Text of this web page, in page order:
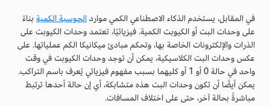
في المقابل، يستخدم الذكاء الاصطناعي الكمي مواردالحوسبة الكمية بناءً
على وحدات البت أو الكيوبت الكمية. فيزيائيًا، تعتمد وحدات الكيوبت على
الذرات والإلكترونات الخاصة بها، وتحكم مبادئ ميكانيكا الكم عملياتها. على
عكس وحدات البت الكلاسيكية، يمكن أن توجد وحدات الكيوبت في وقت
واحد في حالة 0 أو 1 أو كليهما بسبب مفهوم فيزيائي يُعرف باسم التراكب.
يمكن أيضًا أن تكون وحدات البت هذه متشابكة، أي إن حالة أحدها ترتبط
مباشرةً بحالة آخر، حتى على اختلاف المسافات.